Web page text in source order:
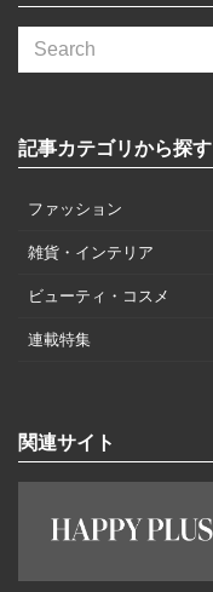
記事カテゴリから探す
ファッション
雑貨・インテリア
ビューティ・コスメ
連載特集
関連サイト